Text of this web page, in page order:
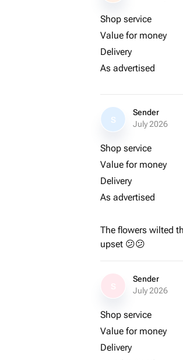
Shop service
Value for money
Delivery
As advertised
S
Sender
July 2026
Shop service
Value for money
Delivery
As advertised
The flowers wilted
upset 😕😕
Sender
July 2026
Shop service
Value for money
Delivery